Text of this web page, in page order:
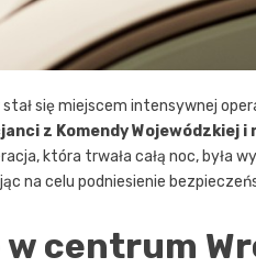
się miejscem intensywnej
z Komendy Wojewódzkiej
która trwała całą noc, była
na celu podniesienie
centrum